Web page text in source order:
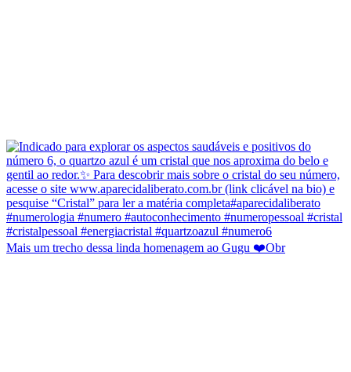
Mais um trecho dessa linda homenagem ao Gugu ❤️Obr